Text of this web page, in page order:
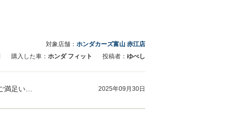
対象店舗： ホンダカーズ富山 赤江店
購入した車： ホンダ フィット 投稿者： ゆべし
2025年09月30日